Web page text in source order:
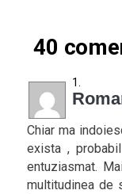
40
Chiar ma
exista ,
entuziasmat.
multitudinea de